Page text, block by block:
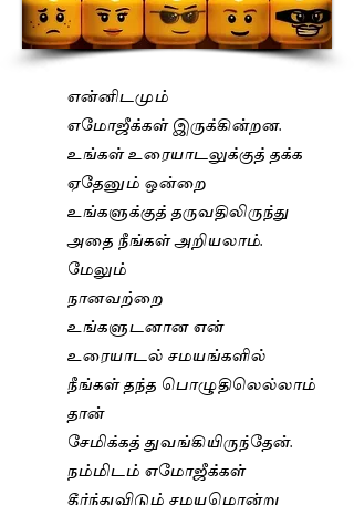
என்னிடமும்
எமோஜீக்கள் இருக்கின்றன.
உங்கள் உரையாடலுக்குத் தக்க
ஏதேனும் ஒன்றை
உங்களுக்குத் தருவதிலிருந்து
அதை நீங்கள் அறியலாம்.
மேலும்
நானவற்றை
உங்களுடனான என்
உரையாடல் சமயங்களில்
நீங்கள் தந்த பொழுதிலெல்லாம்
தான்
சேமிக்கத் துவங்கியிருந்தேன்.
நம்மிடம் எமோஜீக்கள்
தீர்ந்துவிடும் சமயமொன்று